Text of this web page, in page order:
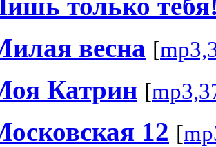
весна [
Катрин [
12 [